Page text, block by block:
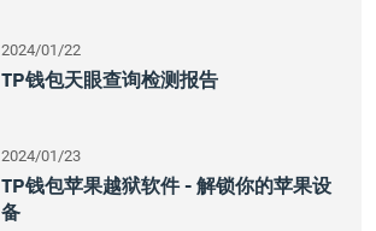
2024/01/22
TP钱包天眼查询检测报告
2024/01/23
TP钱包苹果越狱软件 - 解锁你的苹果设
备